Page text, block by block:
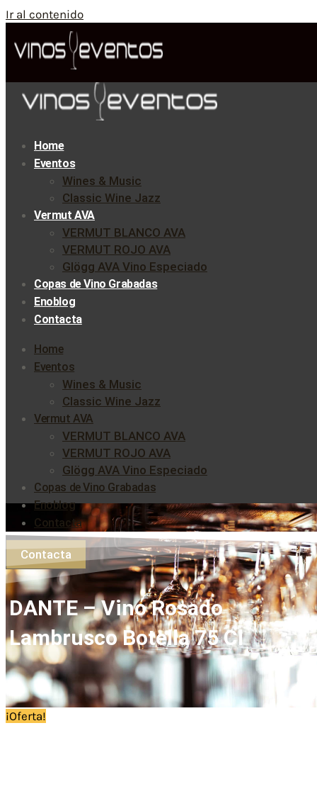
Ir al contenido
Home
Eventos
Wines & Music
Classic Wine Jazz
Vermut AVA
VERMUT BLANCO AVA
VERMUT ROJO AVA
Glögg AVA Vino Especiado
Copas de Vino Grabadas
Enoblog
Contacta
Home
Eventos
Wines & Music
Classic Wine Jazz
Vermut AVA
VERMUT BLANCO AVA
VERMUT ROJO AVA
Glögg AVA Vino Especiado
Copas de Vino Grabadas
Enoblog
Contacta
Contacta
DANTE – Vino Rosado
Lambrusco Botella 75 Cl
¡Oferta!